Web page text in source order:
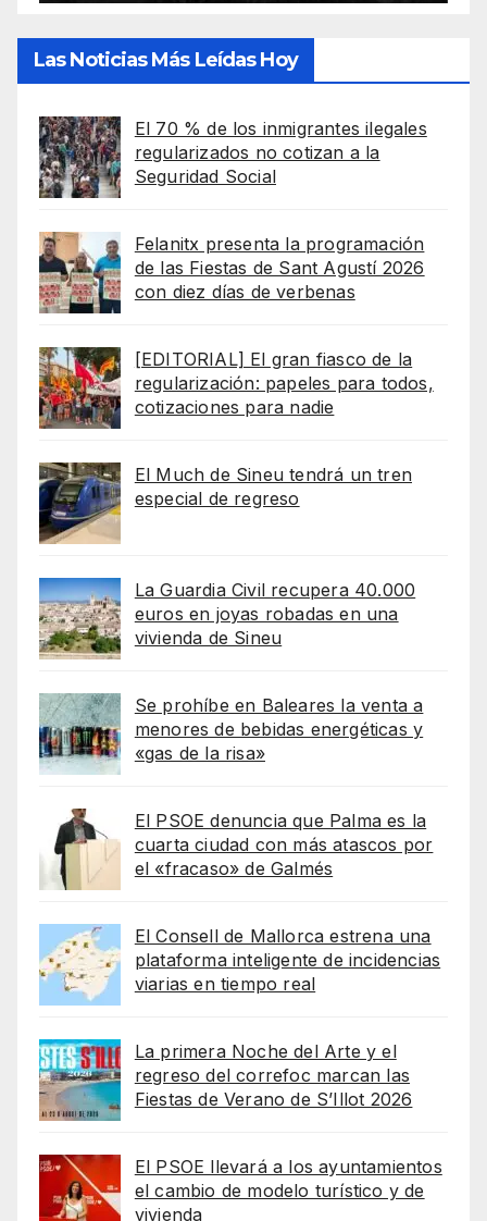
Las Noticias Más Leídas Hoy
El 70 % de los inmigrantes ilegales
regularizados no cotizan a la
Seguridad Social
Felanitx presenta la programación
de las Fiestas de Sant Agustí 2026
con diez días de verbenas
[EDITORIAL] El gran fiasco de la
regularización: papeles para todos,
cotizaciones para nadie
El Much de Sineu tendrá un tren
especial de regreso
La Guardia Civil recupera 40.000
euros en joyas robadas en una
vivienda de Sineu
Se prohíbe en Baleares la venta a
menores de bebidas energéticas y
«gas de la risa»
El PSOE denuncia que Palma es la
cuarta ciudad con más atascos por
el «fracaso» de Galmés
El Consell de Mallorca estrena una
plataforma inteligente de incidencias
viarias en tiempo real
La primera Noche del Arte y el
regreso del correfoc marcan las
Fiestas de Verano de S’Illot 2026
El PSOE llevará a los ayuntamientos
el cambio de modelo turístico y de
vivienda